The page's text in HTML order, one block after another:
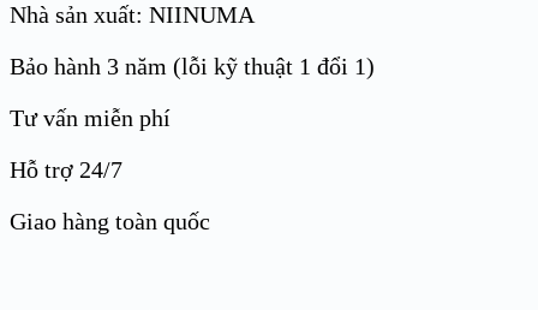
Nhà sản xuất: NIINUMA
Bảo hành 3 năm (lỗi kỹ thuật 1 đổi 1)
Tư vấn miễn phí
Hỗ trợ 24/7
Giao hàng toàn quốc